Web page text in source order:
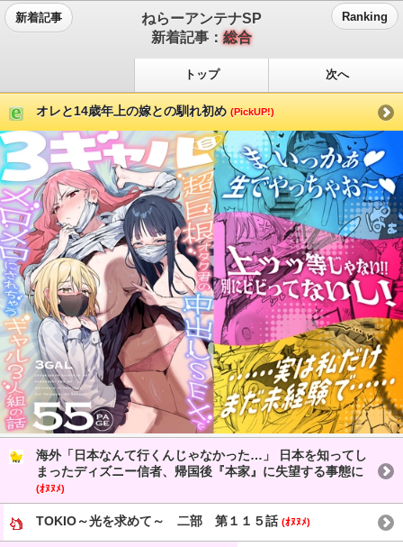
新着記事
ねらーアンテナSP
新着記事：総合
Ranking
トップ 次へ
オレと14歳年上の嫁との馴れ初め (PickUP!)
海外「日本なんて行くんじゃなかった…」 日本を知ってし
まったディズニー信者、帰国後『本家』に失望する事態に
(ｵﾇﾇﾒ)
TOKIO～光を求めて～ 二部 第１１５話 (ｵﾇﾇﾒ)